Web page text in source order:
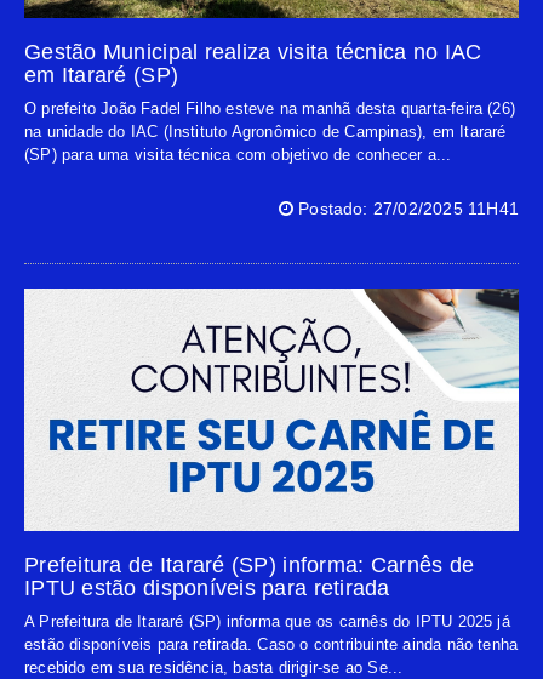
Gestão Municipal realiza visita técnica no IAC
em Itararé (SP)
O prefeito João Fadel Filho esteve na manhã desta quarta-feira (26)
na unidade do IAC (Instituto Agronômico de Campinas), em Itararé
(SP) para uma visita técnica com objetivo de conhecer a...
Postado: 27/02/2025 11H41
Prefeitura de Itararé (SP) informa: Carnês de
IPTU estão disponíveis para retirada
A Prefeitura de Itararé (SP) informa que os carnês do IPTU 2025 já
estão disponíveis para retirada. Caso o contribuinte ainda não tenha
recebido em sua residência, basta dirigir-se ao Se...